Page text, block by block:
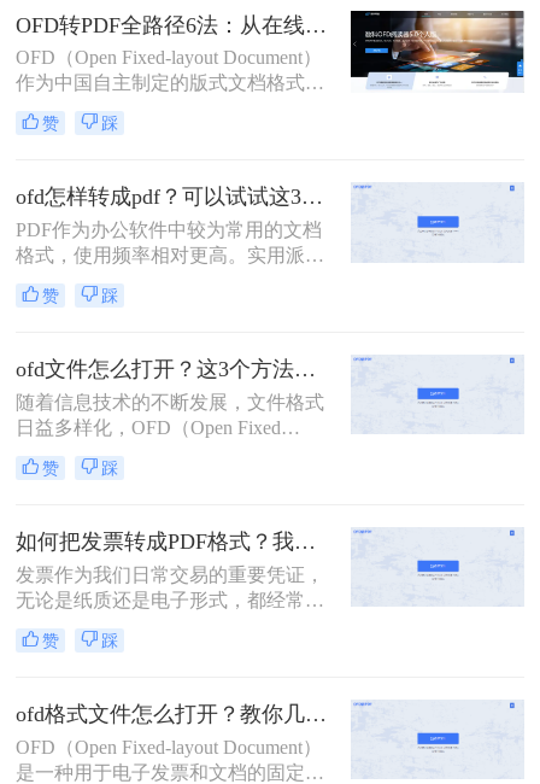
通用性、跨平台兼容性及更广泛的阅
读器支持，将OFD安全、精准地转换
为PDF成为政务人员、财务工作者、
法务专员的高频刚需。
OFD转PDF全路径6法：从在线秒转到批量处理，按需选！
OFD（Open Fixed-layout Document）
作为中国自主制定的版式文档格式标
准，在电子发票、电子公文、政务文
档等领域应用广泛。然而，PDF凭借
优势，成为文档共享与流转的理想格
式。
赞 踩
ofd怎样转成pdf？可以试试这3种方法！
PDF作为办公软件中较为常用的文档
格式，使用频率相对更高。实用派小
编今天就教大家ofd怎样转成pdf，操
作流程简单，一起来试下吗？
赞 踩
ofd文件怎么打开？这3个方法可以试试！
随着信息技术的不断发展，文件格式
日益多样化，OFD（Open Fixed
Document）作为一种新型电子文档格
式，在税务、财务等特定领域得到了
对较低的普及率，许多用户可能不清
楚如何打开OFD文件。那么ofd文件怎
么打开呢？本文将详细介绍几种打开
OFD文件的方法，帮助用户轻松应对
这一挑战。
赞 踩
如何把发票转成PDF格式？我来教你三个方法！
发票作为我们日常交易的重要凭证，
无论是纸质还是电子形式，都经常需
要保存和传输。为了方便管理和查
阅，将发票转换为PDF格式成为了一
PDF格式呢？下面将介绍三种简便的
方法，帮助您轻松将发票转为PDF格
式。
赞 踩
ofd格式文件怎么打开？教你几个ofd怎么转换成jpg的小妙招
OFD（Open Fixed-layout Document）
是一种用于电子发票和文档的固定版